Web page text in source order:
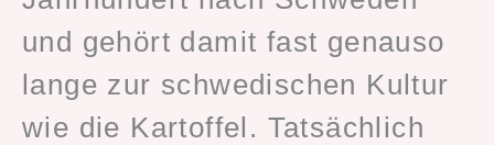
und gehört damit fast genauso
lange zur schwedischen Kultur
wie die Kartoffel. Tatsächlich